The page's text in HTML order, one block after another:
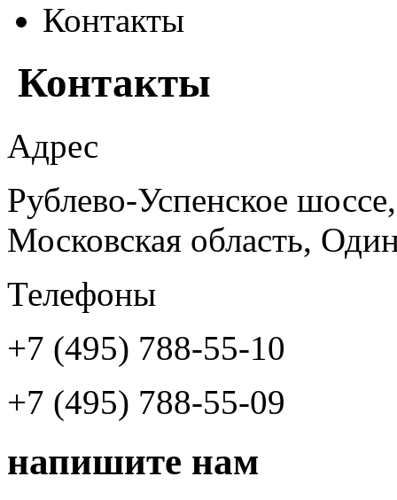
Контакты
Контакты
Адрес
Рублево-Успенское
Московская область,
Телефоны
+7 (495) 788-55-10
+7 (495) 788-55-09
напишите нам